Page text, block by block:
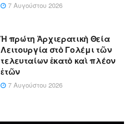
7 Αυγούστου 2026
Ἡ πρώτη Ἀρχιερατικὴ Θεία
Λειτουργία στὸ Γολέμι τῶν
τελευταίων ἑκατὸ καὶ πλέον
ἐτῶν
7 Αυγούστου 2026